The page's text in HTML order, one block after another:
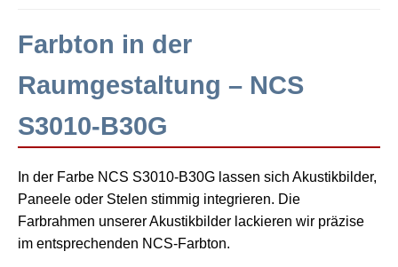
Farbton in der
Raumgestaltung – NCS
S3010-B30G
In der Farbe NCS S3010-B30G lassen sich Akustikbilder,
Paneele oder Stelen stimmig integrieren. Die
Farbrahmen unserer Akustikbilder lackieren wir präzise
im entsprechenden NCS-Farbton.